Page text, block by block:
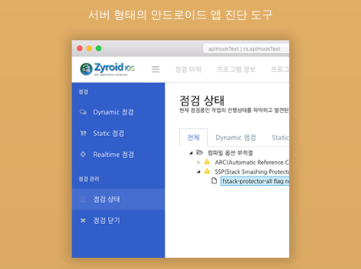
서버 형태의 안드로이드 앱 진단 도구